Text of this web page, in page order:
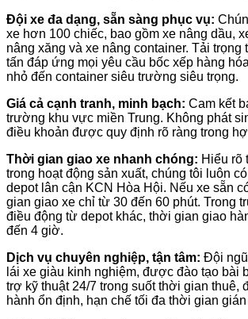
Đội xe đa dạng, sẵn sàng phục vụ:
xe hơn 100 chiếc, bao gồm xe nâng dầu,
nâng xăng và xe nâng container. Tải trọng
tấn đáp ứng mọi yêu cầu bốc xếp hàng
nhỏ đến container siêu trường siêu trọng.
Giá cả cạnh tranh, minh bạch: Cam kết
trường khu vực miền Trung. Không phát
điều khoản được quy định rõ ràng trong
Thời gian giao xe nhanh chóng: Hiểu rõ
trong hoạt động sản xuất, chúng tôi luôn
depot lân cận KCN Hòa Hội. Nếu xe sẵn
gian giao xe chỉ từ 30 đến 60 phút. Trong
điều động từ depot khác, thời gian giao
đến 4 giờ.
Dịch vụ chuyên nghiệp, tận tâm: Đội
lái xe giàu kinh nghiệm, được đào tạo bài
trợ kỹ thuật 24/7 trong suốt thời gian thuê,
hành ổn định, hạn chế tối đa thời gian